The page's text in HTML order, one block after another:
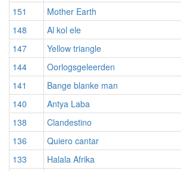
151
Mother Earth
148
Al kol ele
147
Yellow triangle
144
Oorlogsgeleerden
141
Bange blanke man
140
Antya Laba
138
Clandestino
136
Quiero cantar
133
Halala Afrika